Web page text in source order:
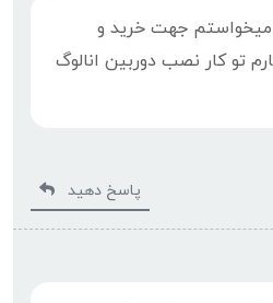
جهت خرید و
تو کار نصب دوربین انالوگ
پاسخ دهید